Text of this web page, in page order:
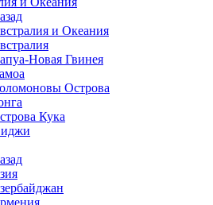
и Океания
Новая Гвинея
Острова
Кука